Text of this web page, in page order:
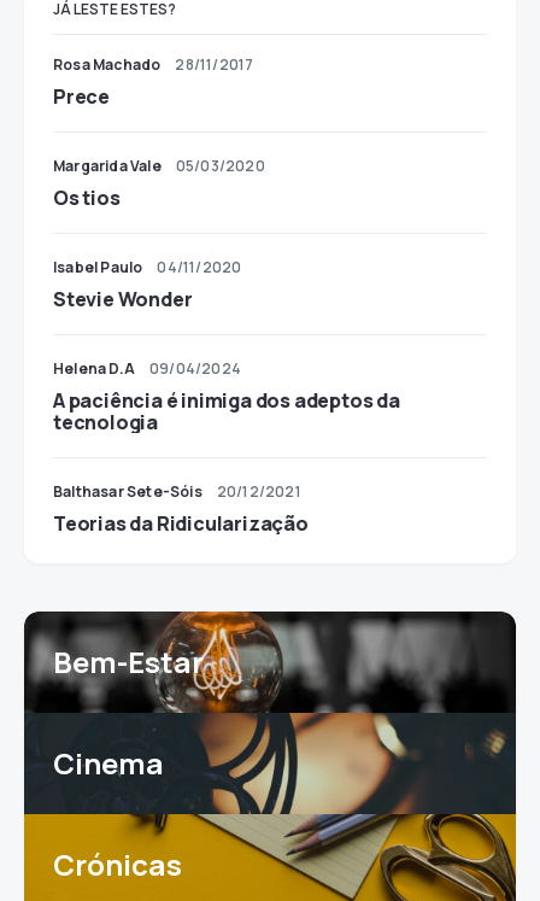
JÁ LESTE ESTES?
Rosa Machado 28/11/2017
Prece
Margarida Vale 05/03/2020
Os tios
Isabel Paulo 04/11/2020
Stevie Wonder
Helena D.A 09/04/2024
A paciência é inimiga dos adeptos da
tecnologia
Balthasar Sete-Sóis 20/12/2021
Teorias da Ridicularização
Bem-Estar
Cinema
Crónicas